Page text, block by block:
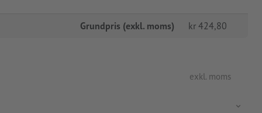
Grundpris (exkl. moms) kr 424,80
exkl. moms